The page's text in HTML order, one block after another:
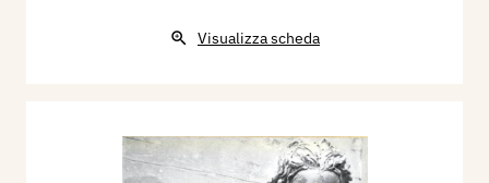
Visualizza scheda